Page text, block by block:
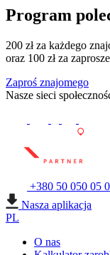
Program
200 zł za każdego
oraz 100 zł za
Zaproś znajomego
Nasze sieci
+380 50 050 05
Nasza aplikacja
PL
O nas